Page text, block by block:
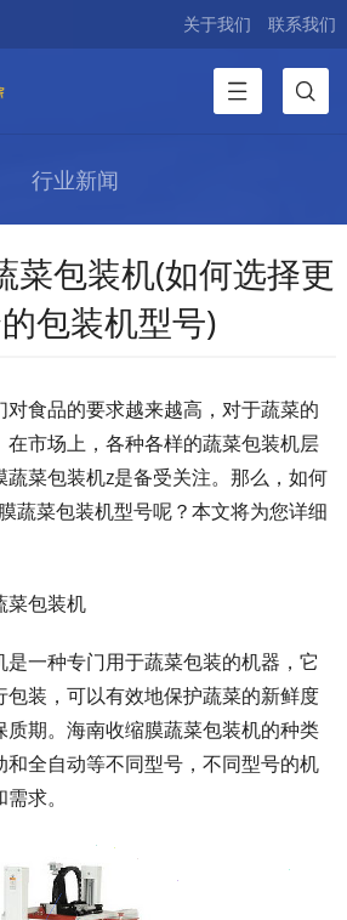
关于我们 联系我们
行业新闻
菜包装机(如何选择更
包装机型号)
食品的要求越来越高，对于蔬菜的
市场上，各种各样的蔬菜包装机层
菜包装机z是备受关注。那么，如何
蔬菜包装机型号呢？本文将为您详细
菜包装机
一种专门用于蔬菜包装的机器，它
装，可以有效地保护蔬菜的新鲜度
期。海南收缩膜蔬菜包装机的种类
全自动等不同型号，不同型号的机
求。